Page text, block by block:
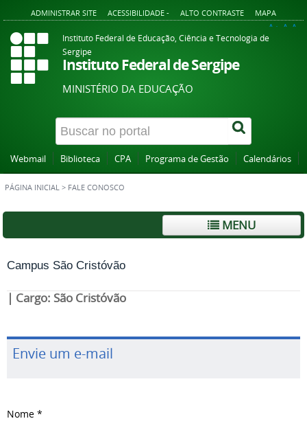
ADMINISTRAR SITE ACESSIBILIDADE - ALTO CONTRASTE MAPA
A+ A A-
Instituto Federal de Educação, Ciência e Tecnologia de
Sergipe
Instituto Federal de Sergipe
MINISTÉRIO DA EDUCAÇÃO
Webmail Biblioteca CPA Programa de Gestão Calendários
PÁGINA INICIAL > FALE CONOSCO
MENU
Campus São Cristóvão
| Cargo: São Cristóvão
Envie um e-mail
Nome *